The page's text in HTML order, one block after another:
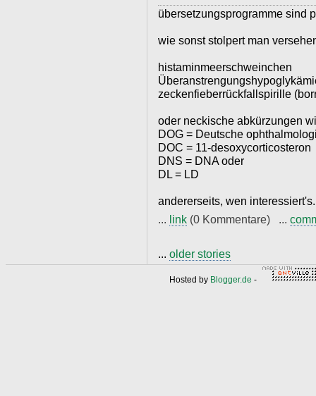
übersetzungsprogramme sind
wie sonst stolpert man
histaminmeerschweinchen
zeckenfieberrückfallspirille
oder neckische abkürzungen
DOG = Deutsche
DOC = 11-desoxycorticosteron
DNS = DNA oder
DL = LD
andererseits, wen interessiert's.
... link (0 Kommentare) ...
... older stories
Hosted by Blogger.de -